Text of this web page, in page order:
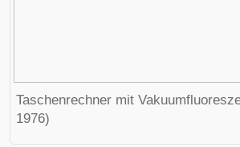
Taschenrechner mit
1976)